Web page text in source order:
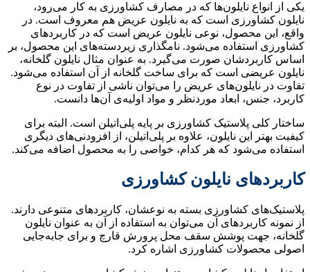
که در مصارف کشاورزی به کار می‌رود،
است که به نایلون عریض هم معروف است. در
نوعی نایلون عریض است که در کاربردهای
می‌شود. نامگذاری زیردسته‌های این محصول، بر
صورت می‌گیرد. به عنوان مثال نایلون گلخانه،
است که برای ساخت گلخانه از آن استفاده می‌شود.
عریض را می‌توان ناشی از تفاوت در نوع
موردنظر و مواد اولیه‌ی آن‌ها دانست.
کشاورزی بر پایه پلی‌اتیلن است. البته برای
نایلون، علاوه بر پلی‌اتیلن، از افزودنی‌های دیگری
که هر کدام، خواصی را به محصول اضافه می‌کند.
نایلون کشاورزی
بسته به نوعشان، کاربردهای متنوعی دارند.
آن می‌توان به استفاده از آن به عنوان نایلون
پوشش سقف محل پرورش قارچ و برای جابه‌جایی
کشاورزی اشاره کرد.